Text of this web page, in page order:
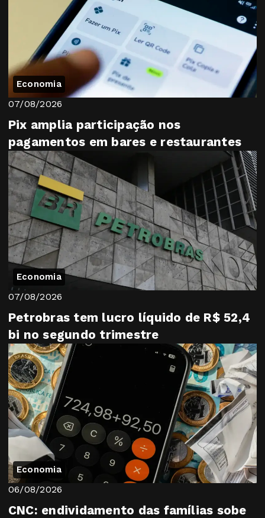
Economia
07/08/2026
Pix amplia participação nos
pagamentos em bares e restaurantes
Economia
07/08/2026
Petrobras tem lucro líquido de R$ 52,4
bi no segundo trimestre
Economia
06/08/2026
CNC: endividamento das famílias sobe